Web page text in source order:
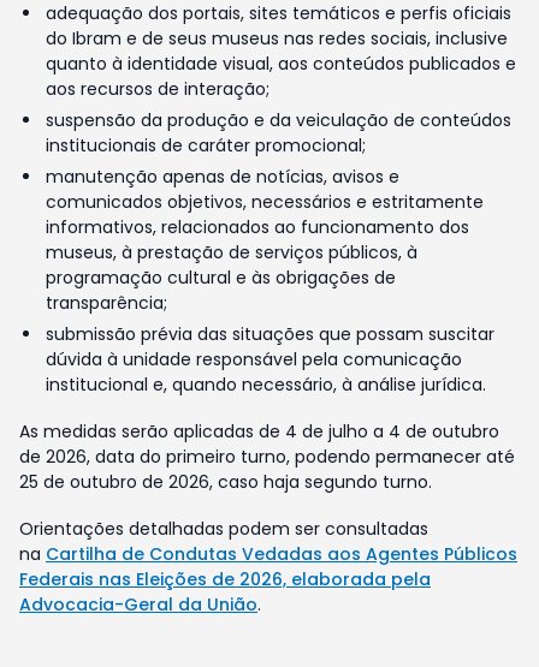
adequação dos portais, sites temáticos e perfis oficiais
do Ibram e de seus museus nas redes sociais, inclusive
quanto à identidade visual, aos conteúdos publicados e
aos recursos de interação;
suspensão da produção e da veiculação de conteúdos
institucionais de caráter promocional;
manutenção apenas de notícias, avisos e
comunicados objetivos, necessários e estritamente
informativos, relacionados ao funcionamento dos
museus, à prestação de serviços públicos, à
programação cultural e às obrigações de
transparência;
submissão prévia das situações que possam suscitar
dúvida à unidade responsável pela comunicação
institucional e, quando necessário, à análise jurídica.
As medidas serão aplicadas de 4 de julho a 4 de outubro
de 2026, data do primeiro turno, podendo permanecer até
25 de outubro de 2026, caso haja segundo turno.
Orientações detalhadas podem ser consultadas
na Cartilha de Condutas Vedadas aos Agentes Públicos
Federais nas Eleições de 2026, elaborada pela
Advocacia-Geral da União.